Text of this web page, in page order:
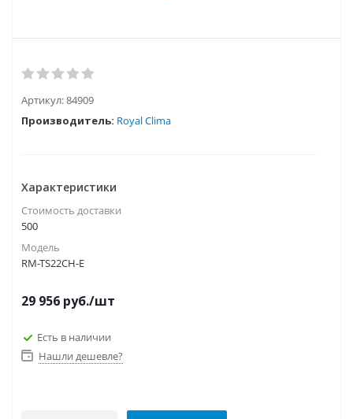
Артикул:84909
Производитель: Royal Clima
Характеристики
Стоимость доставки
500
Модель
RM-TS22CH-E
29 956 руб./шт
Есть в наличии
Нашли дешевле?